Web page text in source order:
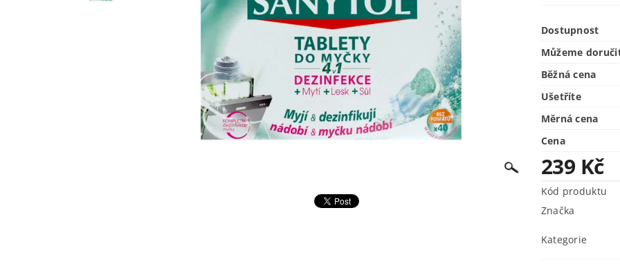
Dostupnost
Můžeme
Běžná cena
Ušetříte
Měrná cena
Cena
239 Kč
Kód produktu
Značka
Kategorie